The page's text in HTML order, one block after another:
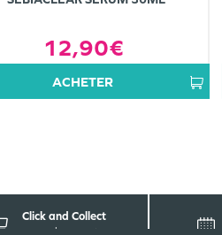
12,90€
ACHETER
Click and Collect
parapharmacie